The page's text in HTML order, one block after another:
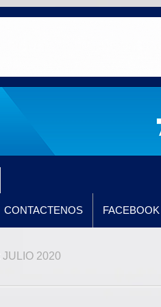
CONTACTENOS FACEBOOK
JULIO 2020